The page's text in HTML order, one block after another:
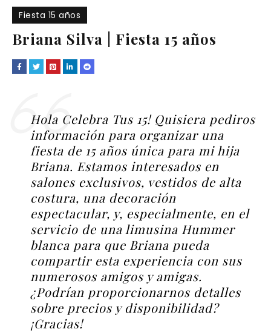
Fiesta 15 años
Briana Silva | Fiesta 15 años
Hola Celebra Tus 15! Quisiera pediros
información para organizar una
fiesta de 15 años única para mi hija
Briana. Estamos interesados en
salones exclusivos, vestidos de alta
costura, una decoración
espectacular, y, especialmente, en el
servicio de una limusina Hummer
blanca para que Briana pueda
compartir esta experiencia con sus
numerosos amigos y amigas.
¿Podrían proporcionarnos detalles
sobre precios y disponibilidad?
¡Gracias!